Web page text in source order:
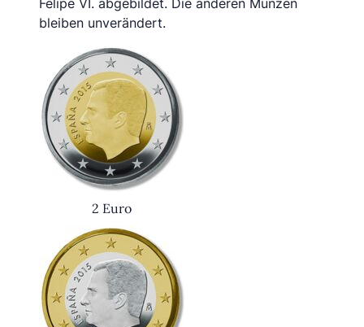
Felipe VI. abgebildet. Die anderen Münzen
bleiben unverändert.
2 Euro